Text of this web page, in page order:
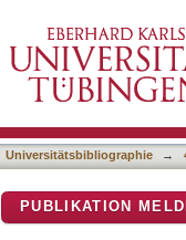
Universitätsbibliographie →
PUBLIKATION